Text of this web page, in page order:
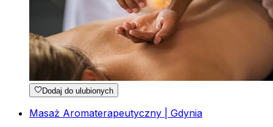
Dodaj do ulubionych
Masaż Aromaterapeutyczny | Gdynia